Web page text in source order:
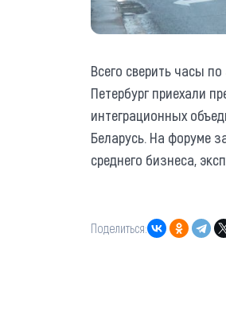
Всего сверить часы
Петербург приехали
интеграционных
Беларусь. На форуме
среднего бизнеса,
Поделиться: